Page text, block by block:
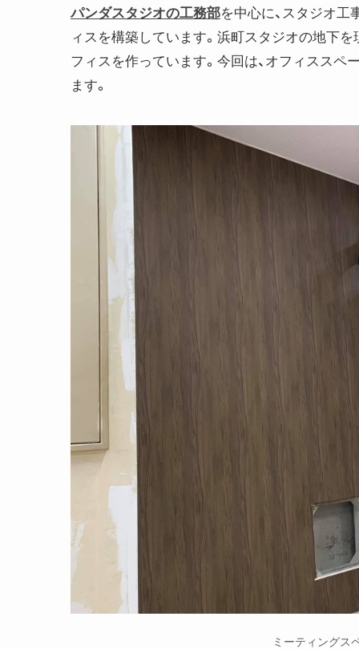
パンダスタジオの工務部を中心に、スタジオ
ィスを構築しています。浜町スタジオの地下
フィスを作っています。今回は、オフィスス
ます。
ミーティングス